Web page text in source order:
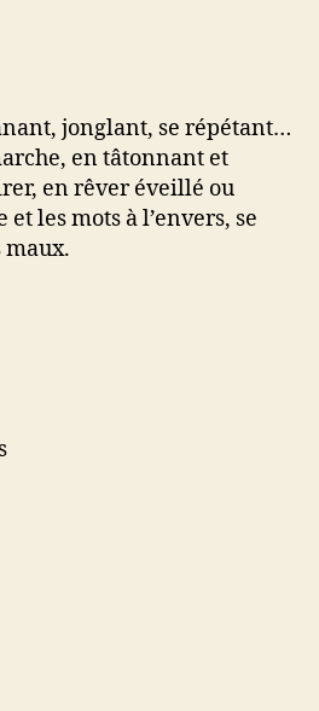
jonglant, se répétant…
en tâtonnant et
en rêver éveillé ou
les mots à l’envers, se